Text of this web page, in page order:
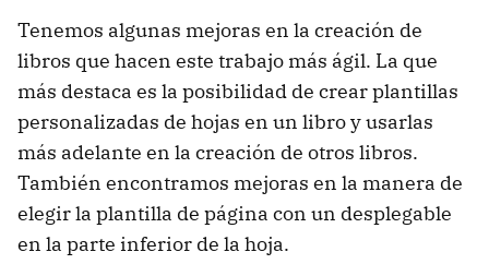
Tenemos algunas mejoras en la creación de
libros que hacen este trabajo más ágil. La que
más destaca es la posibilidad de crear plantillas
personalizadas de hojas en un libro y usarlas
más adelante en la creación de otros libros.
También encontramos mejoras en la manera de
elegir la plantilla de página con un desplegable
en la parte inferior de la hoja.